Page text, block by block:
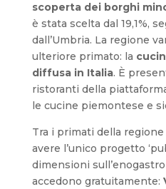
scoperta dei borghi
è stata scelta dal 19,1%,
dall’Umbria. La regione
ulteriore primato: la
diffusa in Italia. È
ristoranti della
le cucine piemontese e
Tra i primati della regione
avere l’unico progetto
dimensioni
accedono gratuitamente: